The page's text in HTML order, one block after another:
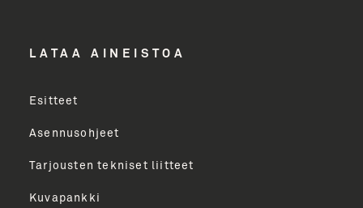
LÄHETÄ
LATAA AINEISTOA
Esitteet
Asennusohjeet
Tarjousten tekniset liitteet
Kuvapankki